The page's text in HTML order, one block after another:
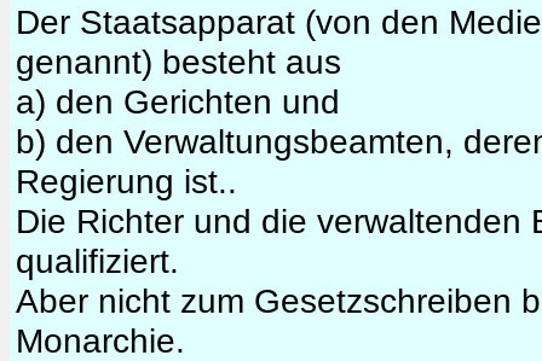
Der Staatsapparat (von den
genannt) besteht aus
a) den Gerichten und
b) den Verwaltungsbeamten,
Regierung ist..
Die Richter und die verwaltenden
qualifiziert.
Aber nicht zum Gesetzschreiben
Monarchie.